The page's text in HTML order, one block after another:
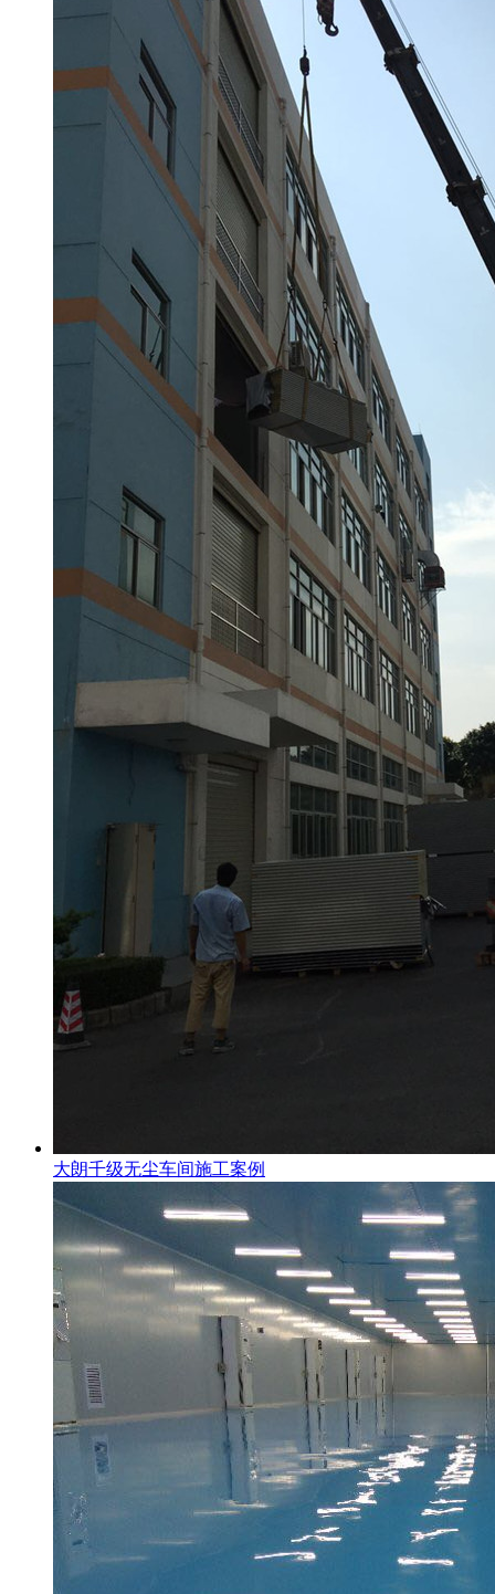
大朗千级无尘车间施工案例